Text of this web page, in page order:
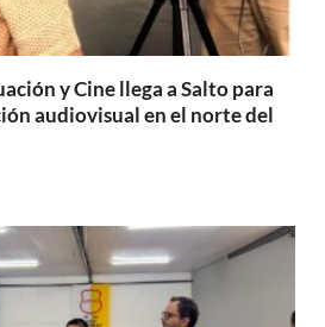
y Cine llega a Salto para
audiovisual en el norte del